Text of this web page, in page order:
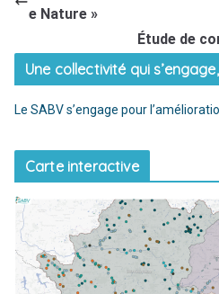
e Nature »
Étude de
Une collectivité qui s’engage,
Le SABV s’engage pour
Carte interactive